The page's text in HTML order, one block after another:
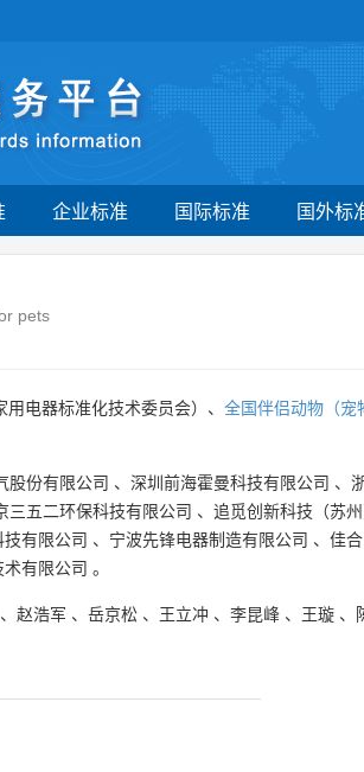
企业标准 国际标准 国外标
pets
用电器标准化技术委员会）、 全国伴侣动物（宠
股份有限公司 、 深圳前海霍曼科技有限公司 、
三五二环保科技有限公司 、 追觅创新科技（苏
有限公司 、 宁波先锋电器制造有限公司 、 佳
有限公司 。
、 赵浩军 、 岳京松 、 王立冲 、 李昆峰 、 王璇 、